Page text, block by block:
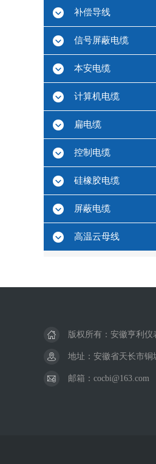
补偿导线
信号屏蔽电缆
本安电缆
计算机电缆
扁电缆
控制电缆
硅橡胶电缆
屏蔽电缆
高温云母线
版权所有：安徽亨利仪
地址：安徽省天长市铜
邮箱：cocbi@163.com